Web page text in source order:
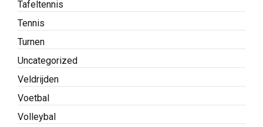
Tafeltennis
Tennis
Turnen
Uncategorized
Veldrijden
Voetbal
Volleybal